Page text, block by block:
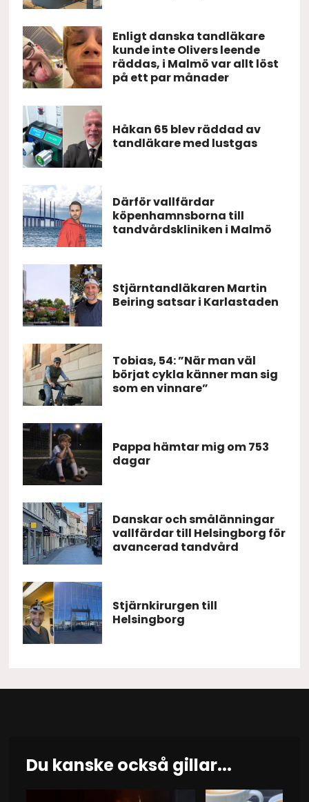
Enligt danska tandläkare
kunde inte Olivers leende
räddas, i Malmö var allt löst
på ett par månader
Håkan 65 blev räddad av
tandläkare med lustgas
Därför vallfärdar
köpenhamnsborna till
tandvårdskliniken i Malmö
Stjärntandläkaren Martin
Beiring satsar i Karlastaden
Tobias, 54: ”När man väl
börjat cykla känner man sig
som en vinnare”
Pappa hämtar mig om 753
dagar
Danskar och smålänningar
vallfärdar till Helsingborg för
avancerad tandvård
Stjärnkirurgen till
Helsingborg
Du kanske också gillar...